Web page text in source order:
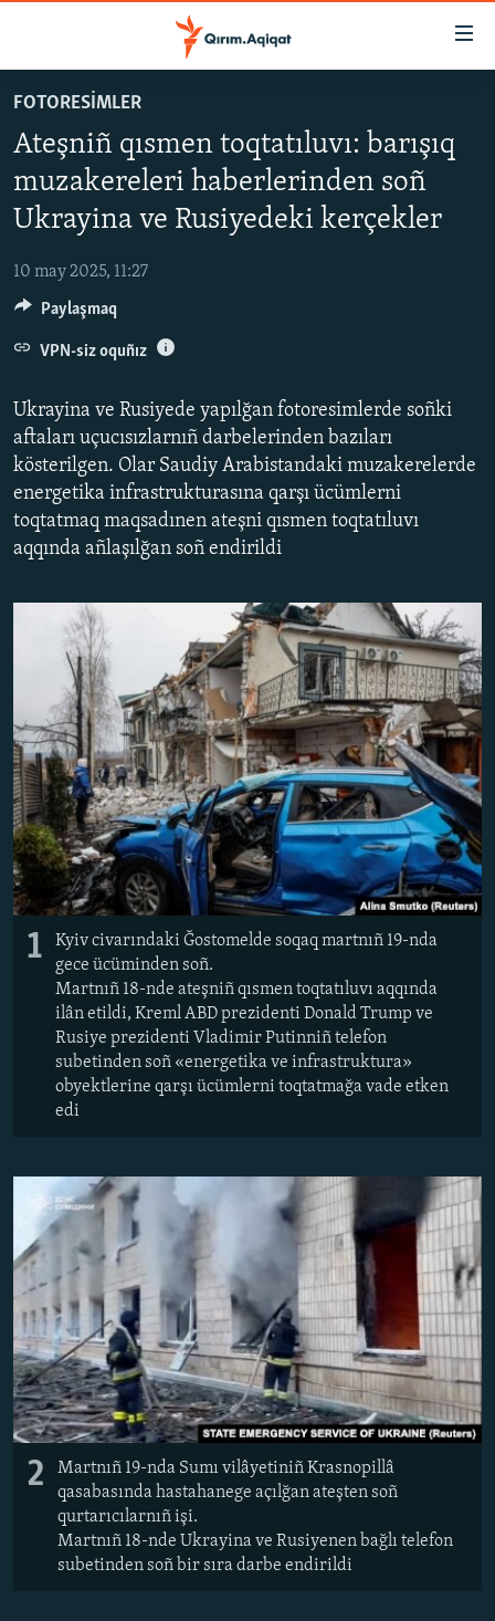
mündericege
qaytmaq
Baş
qaytmaq
qaytmaq
SİYASET
İQTİSADİYAT
CEMİYET
MEDENİYET
İNSAN AQLARI
VİDEO
SÜRET
BLOGLAR
FİKİR
Русский
QOŞULIÑIZ!
RFE/RS bütün saytları
FOTORESİMLER
Ateşniñ qısmen toqtatıluvı: barışıq
muzakereleri haberlerinden soñ
Ukrayina ve Rusiyedeki kerçekler
10 may 2025, 11:27
Ukrayina ve Rusiyede yapılğan fotoresimlerde soñki
aftaları uçucısızlarnıñ darbelerinden bazıları
kösterilgen. Olar Saudiy Arabistandaki muzakerelerde
energetika infrastrukturasına qarşı ücümlerni
toqtatmaq maqsadınen ateşni qısmen toqtatıluvı
aqqında añlaşılğan soñ endirildi
1
Kyiv civarındaki Ğostomelde soqaq martnıñ 19-nda
gece ücüminden soñ.
Martnıñ 18-nde ateşniñ qısmen toqtatıluvı aqqında
ilân etildi, Kreml ABD prezidenti Donald Trump ve
Rusiye prezidenti Vladimir Putinniñ telefon
subetinden soñ «energetika ve infrastruktura»
obyektlerine qarşı ücümlerni toqtatmağa vade etken
edi
2
Martnıñ 19-nda Sumı vilâyetiniñ Krasnopillâ
qasabasında hastahanege açılğan ateşten soñ
qurtarıcılarnıñ işi.
Martnıñ 18-nde Ukrayina ve Rusiyenen bağlı telefon
subetinden soñ bir sıra darbe endirildi
Paylaşmaq
VPN-siz oquñız